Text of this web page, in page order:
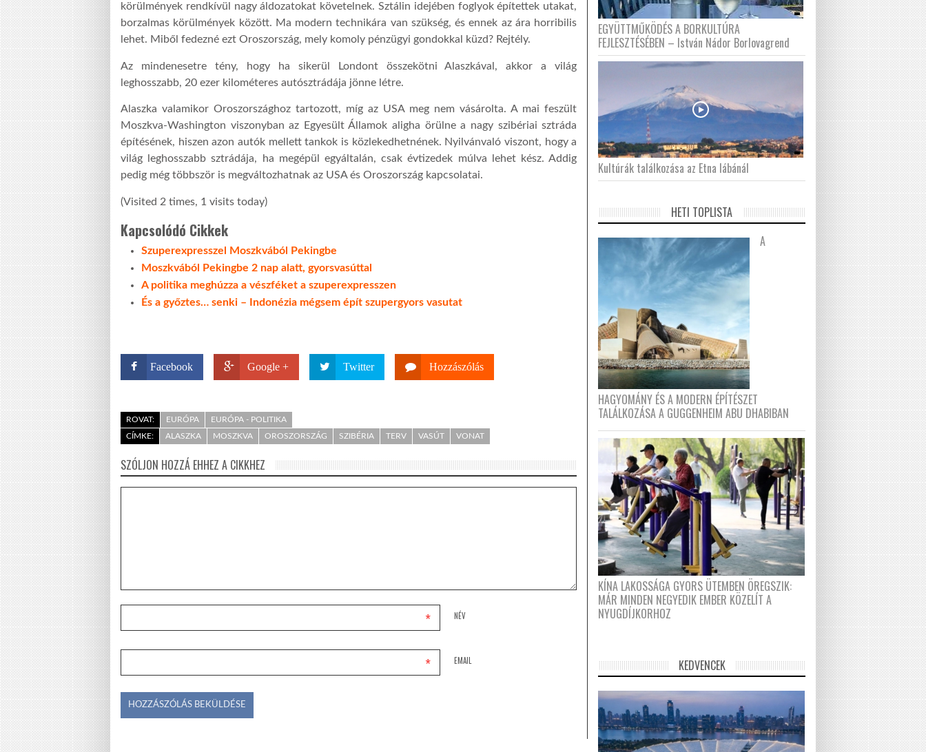
körülmények rendkívül nagy áldozatokat követelnek. Sztálin idejében foglyok építettek utakat,
borzalmas körülmények között. Ma modern technikára van szükség, és ennek az ára horribilis
lehet. Miből fedezné ezt Oroszország, mely komoly pénzügyi gondokkal küzd? Rejtély.
Az mindenesetre tény, hogy ha sikerül Londont összekötni Alaszkával, akkor a világ
leghosszabb, 20 ezer kilométeres autósztrádája jönne létre.
Alaszka valamikor Oroszországhoz tartozott, míg az USA meg nem vásárolta. A mai feszült
Moszkva-Washington viszonyban az Egyesült Államok aligha örülne a nagy szibériai sztráda
építésének, hiszen azon autók mellett tankok is közlekedhetnének. Nyilvánvaló viszont, hogy a
világ leghosszabb sztrádája, ha megépül egyáltalán, csak évtizedek múlva lehet kész. Addig
pedig még többször is megváltozhatnak az USA és Oroszország kapcsolatai.
(Visited 2 times, 1 visits today)
Kapcsolódó Cikkek
Szuperexpresszel Moszkvából Pekingbe
Moszkvából Pekingbe 2 nap alatt, gyorsvasúttal
A politika meghúzza a vészféket a szuperexpresszen
És a győztes… senki – Indonézia mégsem épít szupergyors vasutat
Facebook Google + Twitter Hozzászólás
ROVAT: EURÓPA
EURÓPA - POLITIKA
CÍMKE:
ALASZKA MOSZKVA OROSZORSZÁG SZIBÉRIA TERV VASÚT VONAT
SZÓLJON HOZZÁ EHHEZ A CIKKHEZ
NÉV
*
EMAIL
*
EGYÜTTMŰKÖDÉS A BORKULTÚRA
FEJLESZTÉSÉBEN – István Nádor Borlovagrend
Kultúrák találkozása az Etna lábánál
HETI TOPLISTA
A
HAGYOMÁNY ÉS A MODERN ÉPÍTÉSZET
TALÁLKOZÁSA A GUGGENHEIM ABU DHABIBAN
KÍNA LAKOSSÁGA GYORS ÜTEMBEN ÖREGSZIK:
MÁR MINDEN NEGYEDIK EMBER KÖZELÍT A
NYUGDÍJKORHOZ
KEDVENCEK